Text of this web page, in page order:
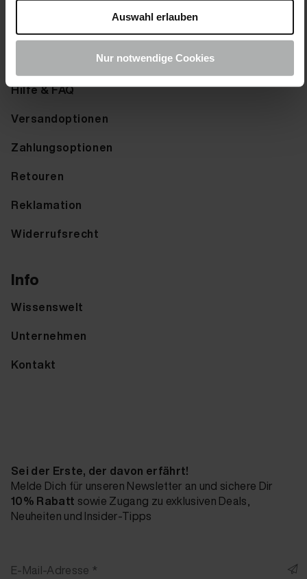
Auswahl erlauben
Nur notwendige Cookies
Farbkarte anfordern
Hilfe & FAQ
Versandoptionen
Zahlungsoptionen
Retouren
Reklamation
Widerrufsrecht
Info
Wissenswelt
Unternehmen
Kontakt
Sei der Erste, der davon erfährt!
Melde Dich für unseren Newsletter an und sichere Dir
10% Rabatt sowie Zugang zu exklusiven Deals,
Neuheiten und Insider-Tipps
E-Mail-Adresse *